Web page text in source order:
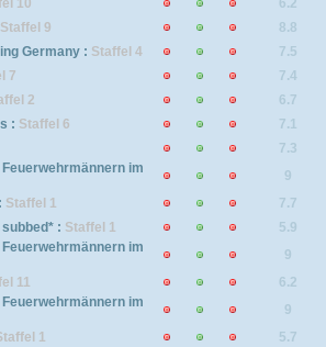
10
6.2
Staffel 9
8.8
Germany : Staffel 4
7.5
7
7.4
2
6.7
: Staffel 6
7.1
7.3
im
9
Staffel 1
7.7
: Staffel 1
5.9
im
9
11
6.2
im
9
1
5.7